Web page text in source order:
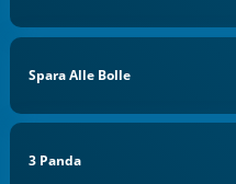
Spara Alle Bolle
3 Panda